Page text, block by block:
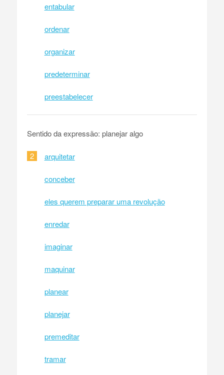
entabular
ordenar
organizar
predeterminar
preestabelecer
Sentido da expressão: planejar algo
2 arquitetar
conceber
eles querem preparar uma revolução
enredar
imaginar
maquinar
planear
planejar
premeditar
tramar